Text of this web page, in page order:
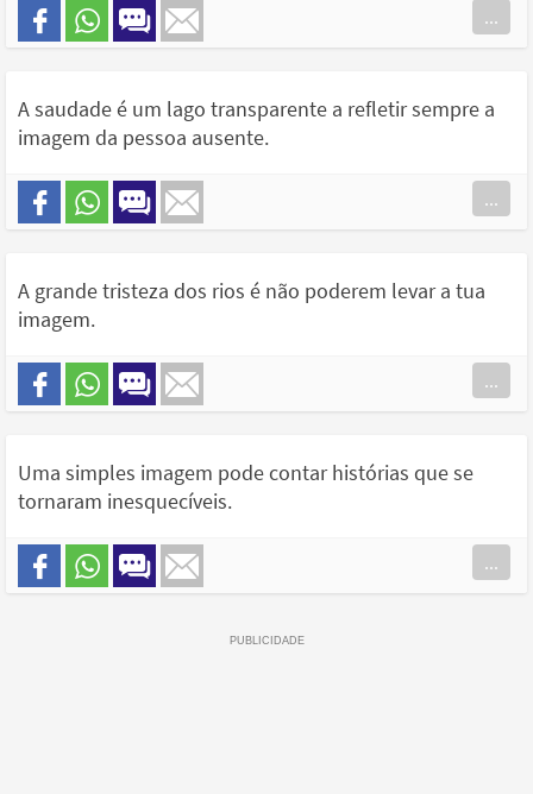
...
A saudade é um lago transparente a refletir sempre a
imagem da pessoa ausente.
...
A grande tristeza dos rios é não poderem levar a tua
imagem.
...
Uma simples imagem pode contar histórias que se
tornaram inesquecíveis.
...